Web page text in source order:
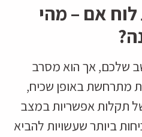
לוח אם – מהי
שלכם, אך הוא מסרב
מתרחשת באופן שכיח,
של תקלות אפשריות במצב
ביותר שעשויות להביא